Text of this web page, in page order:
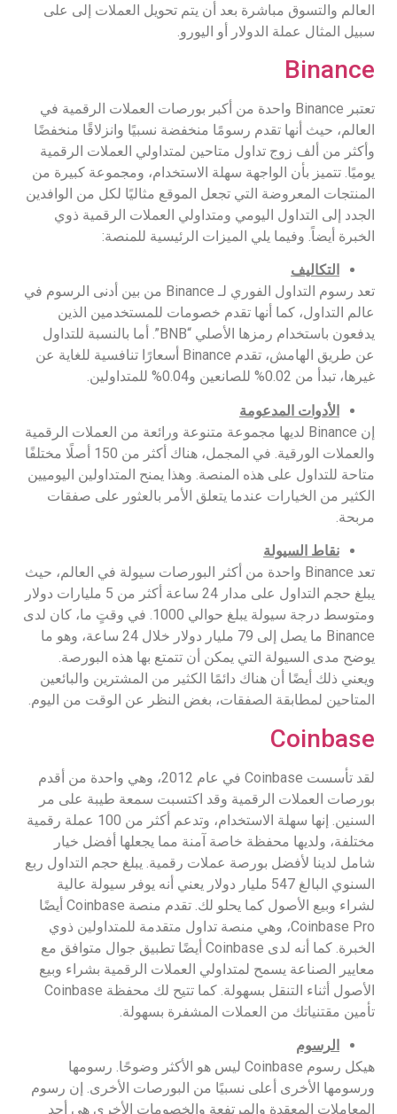
العالم والتسوق مباشرة بعد أن يتم تحويل العملات إلى على
سبيل المثال عملة الدولار أو اليورو.
Binance
تعتبر Binance واحدة من أكبر بورصات العملات الرقمية في
العالم، حيث أنها تقدم رسومًا منخفضة نسبيًا وانزلاقًا منخفضًا
وأكثر من ألف زوج تداول متاحين لمتداولي العملات الرقمية
يوميًا. تتميز بأن الواجهة سهلة الاستخدام، ومجموعة كبيرة من
المنتجات المعروضة التي تجعل الموقع مثاليًا لكل من الوافدين
الجدد إلى التداول اليومي ومتداولي العملات الرقمية ذوي
الخبرة أيضاً. وفيما يلي الميزات الرئيسية للمنصة:
التكاليف
تعد رسوم التداول الفوري لـ Binance من بين أدنى الرسوم في
عالم التداول، كما أنها تقدم خصومات للمستخدمين الذين
يدفعون باستخدام رمزها الأصلي “BNB”. أما بالنسبة للتداول
عن طريق الهامش، تقدم Binance أسعارًا تنافسية للغاية عن
غيرها، تبدأ من 0.02% للصانعين و0.04% للمتداولين.
الأدوات المدعومة
إن Binance لديها مجموعة متنوعة ورائعة من العملات الرقمية
والعملات الورقية. في المجمل، هناك أكثر من 150 أصلًا مختلفًا
متاحة للتداول على هذه المنصة. وهذا يمنح المتداولين اليوميين
الكثير من الخيارات عندما يتعلق الأمر بالعثور على صفقات
مربحة.
نقاط السيولة
تعد Binance واحدة من أكثر البورصات سيولة في العالم، حيث
يبلغ حجم التداول على مدار 24 ساعة أكثر من 5 مليارات دولار
ومتوسط درجة سيولة يبلغ حوالي 1000. في وقتٍ ما، كان لدى
Binance ما يصل إلى 79 مليار دولار خلال 24 ساعة، وهو ما
يوضح مدى السيولة التي يمكن أن تتمتع بها هذه البورصة.
ويعني ذلك أيضًا أن هناك دائمًا الكثير من المشترين والبائعين
المتاحين لمطابقة الصفقات، بغض النظر عن الوقت من اليوم.
Coinbase
لقد تأسست Coinbase في عام 2012، وهي واحدة من أقدم
بورصات العملات الرقمية وقد اكتسبت سمعة طيبة على مر
السنين. إنها سهلة الاستخدام، وتدعم أكثر من 100 عملة رقمية
مختلفة، ولديها محفظة خاصة آمنة مما يجعلها أفضل خيار
شامل لدينا لأفضل بورصة عملات رقمية. يبلغ حجم التداول ربع
السنوي البالغ 547 مليار دولار يعني أنه يوفر سيولة عالية
لشراء وبيع الأصول كما يحلو لك. تقدم منصة Coinbase أيضًا
Coinbase Pro، وهي منصة تداول متقدمة للمتداولين ذوي
الخبرة. كما أنه لدى Coinbase أيضًا تطبيق جوال متوافق مع
معايير الصناعة يسمح لمتداولي العملات الرقمية بشراء وبيع
الأصول أثناء التنقل بسهولة. كما تتيح لك محفظة Coinbase
تأمين مقتنياتك من العملات المشفرة بسهولة.
الرسوم
هيكل رسوم Coinbase ليس هو الأكثر وضوحًا. رسومها
ورسومها الأخرى أعلى نسبيًا من البورصات الأخرى. إن رسوم
المعاملات المعقدة والمرتفعة والخصومات الأخرى هي أحد